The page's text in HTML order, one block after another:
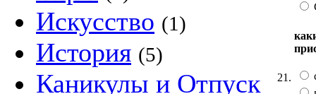
Искусство (1)
История (5)
Каникулы и Отпуск 21.